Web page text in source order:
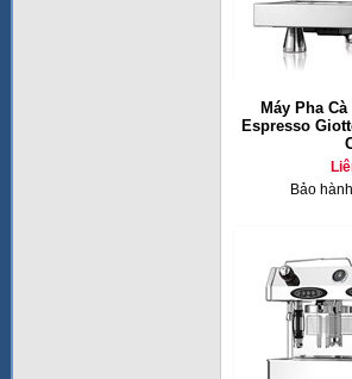
Máy Pha
Espresso
Bảo